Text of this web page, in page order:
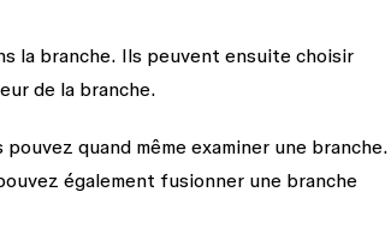
la branche. Ils peuvent ensuite choisir
de la branche.
quand même examiner une
également fusionner une branche